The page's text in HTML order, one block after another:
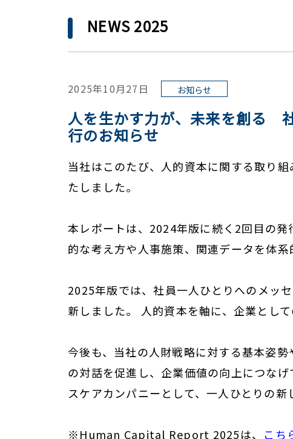
NEWS 2025
2025年10月27日 お知らせ
人を生かす力が、未来を創る
行のお知らせ
当社はこのたび、人的資本に関する取り
たしました。
本レポートは、2024年版に続く2回目の
的な考え方や人事施策、関連データを体
2025年版では、社員一人ひとりへのメッ
新しました。 人的資本を軸に、企業とし
今後も、当社の人財戦略に対する基本姿
の対話を促進し、企業価値の向上につな
スケアカンパニーとして、一人ひとりの
※Human Capital Report 2025は、 こち